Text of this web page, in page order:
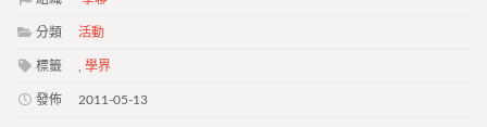
分類 活動
標籤 , 學界
發佈 2011-05-13